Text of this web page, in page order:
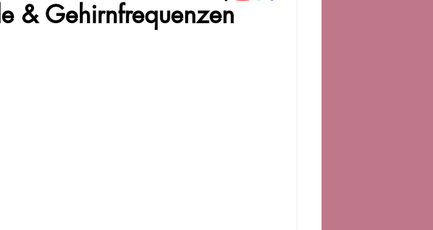
& Gehirnfrequenzen